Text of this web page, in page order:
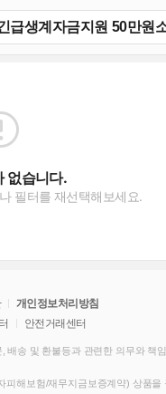
없습니다.
필터를 재선택해보세요.
개인정보처리방침
안전거래센터
송 및 환불등과 관련한 의무와 책
해보험/재무지금보증계약) 상품을